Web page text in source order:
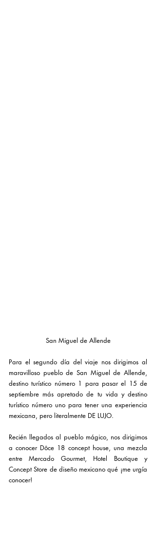
San Miguel de Allende
Para el segundo día del viaje nos dirigimos al
maravilloso pueblo de San Miguel de Allende,
destino turístico número 1 para pasar el 15 de
septiembre más apretado de tu vida y destino
turístico número uno para tener una experiencia
mexicana, pero literalmente DE LUJO.
Recién llegados al pueblo mágico, nos dirigimos
a conocer Dôce 18 concept house, una mezcla
entre Mercado Gourmet, Hotel Boutique y
Concept Store de diseño mexicano qué ¡me urgía
conocer!